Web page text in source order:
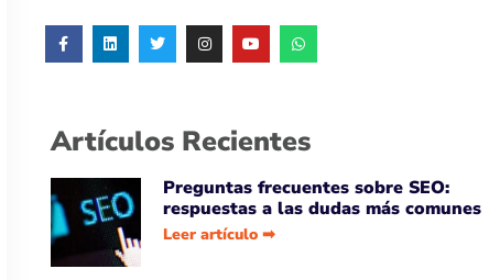
Artículos Recientes
Preguntas frecuentes sobre SEO:
respuestas a las dudas más comunes
Leer artículo ➡